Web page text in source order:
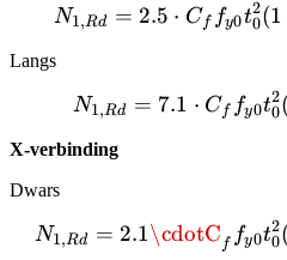
N1,Rd = 2.5 ⋅ Cf fy0t0
2(1
Langs
N1,Rd = 7.1 ⋅ Cf fy0t0
2(
X-verbinding
Dwars
N1,Rd = 2.1\cdotC f fy0t0
2(